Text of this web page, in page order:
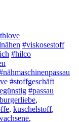
#viskosestoff
#hilco
#stoffgeschäft
#passau
,
, kuschelstoff,
,